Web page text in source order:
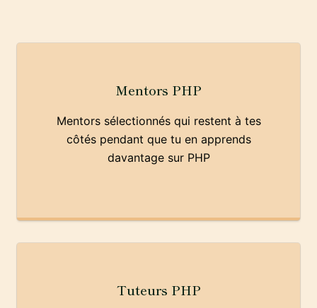
Mentors PHP
Mentors sélectionnés qui restent à tes
côtés pendant que tu en apprends
davantage sur PHP
Tuteurs PHP